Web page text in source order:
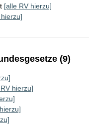
[alle RV hierzu]
(9)
hierzu]